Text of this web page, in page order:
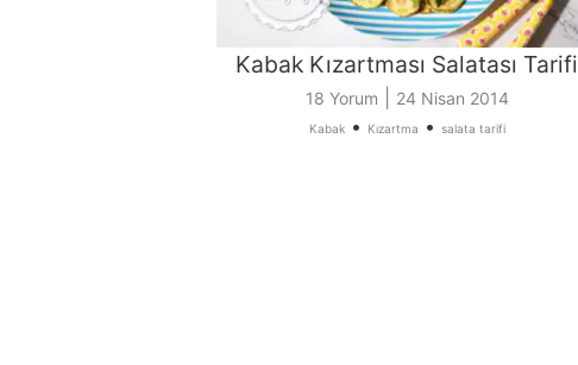
Kabak Kızartması Salatası Tarifi
18 Yorum 24 Nisan 2014
Kabak• Kızartma • salata tarifi